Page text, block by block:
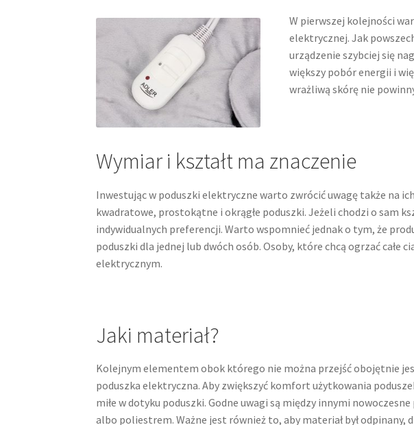
W pierwszej kolejności
elektrycznej. Jak
urządzenie szybciej się
większy pobór energii i
wrażliwą skórę nie
Wymiar i kształt ma znaczenie
Inwestując w poduszki elektryczne warto zwrócić uwagę także na
kwadratowe, prostokątne i okrągłe poduszki. Jeżeli chodzi o sam
indywidualnych preferencji. Warto wspomnieć jednak o tym, że
poduszki dla jednej lub dwóch osób. Osoby, które chcą ogrzać całe
elektrycznym.
Jaki materiał?
Kolejnym elementem obok którego nie można przejść obojętnie
poduszka elektryczna. Aby zwiększyć komfort użytkowania
miłe w dotyku poduszki. Godne uwagi są między innymi
albo poliestrem. Ważne jest również to, aby materiał był odpinany,